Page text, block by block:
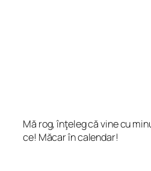
Mă rog, înţeleg că vine cu
ce! Măcar în calendar!